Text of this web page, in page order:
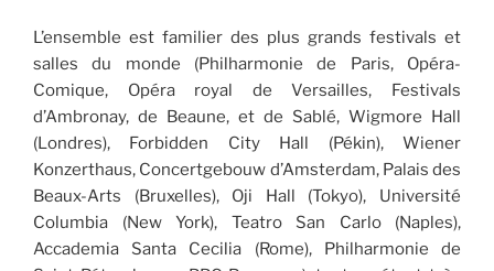
L’ensemble est familier des plus grands festivals et
salles du monde (Philharmonie de Paris, Opéra-
Comique, Opéra royal de Versailles, Festivals
d’Ambronay, de Beaune, et de Sablé, Wigmore Hall
(Londres), Forbidden City Hall (Pékin), Wiener
Konzerthaus, Concertgebouw d’Amsterdam, Palais des
Beaux-Arts (Bruxelles), Oji Hall (Tokyo), Université
Columbia (New York), Teatro San Carlo (Naples),
Accademia Santa Cecilia (Rome), Philharmonie de